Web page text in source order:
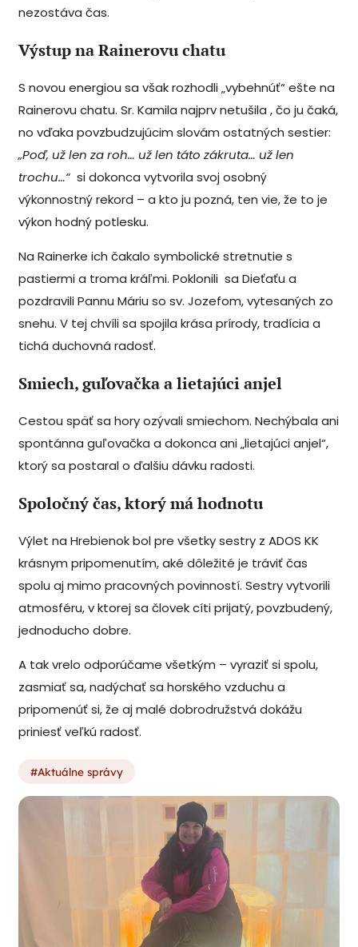
nezostáva čas.
Výstup na Rainerovu chatu
S novou energiou sa však rozhodli „vybehnúť“ ešte na
Rainerovu chatu. Sr. Kamila najprv netušila , čo ju čaká,
no vďaka povzbudzujúcim slovám ostatných sestier:
„Poď, už len za roh… už len táto zákruta… už len
trochu…“ si dokonca vytvorila svoj osobný
výkonnostný rekord – a kto ju pozná, ten vie, že to je
výkon hodný potlesku.
Na Rainerke ich čakalo symbolické stretnutie s
pastiermi a troma kráľmi. Poklonili sa Dieťaťu a
pozdravili Pannu Máriu so sv. Jozefom, vytesaných zo
snehu. V tej chvíli sa spojila krása prírody, tradícia a
tichá duchovná radosť.
Smiech, guľovačka a lietajúci anjel
Cestou späť sa hory ozývali smiechom. Nechýbala ani
spontánna guľovačka a dokonca ani „lietajúci anjel“,
ktorý sa postaral o ďalšiu dávku radosti.
Spoločný čas, ktorý má hodnotu
Výlet na Hrebienok bol pre všetky sestry z ADOS KK
krásnym pripomenutím, aké dôležité je tráviť čas
spolu aj mimo pracovných povinností. Sestry vytvorili
atmosféru, v ktorej sa človek cíti prijatý, povzbudený,
jednoducho dobre.
A tak vrelo odporúčame všetkým – vyraziť si spolu,
zasmiať sa, nadýchať sa horského vzduchu a
pripomenúť si, že aj malé dobrodružstvá dokážu
priniesť veľkú radosť.
Aktuálne správy